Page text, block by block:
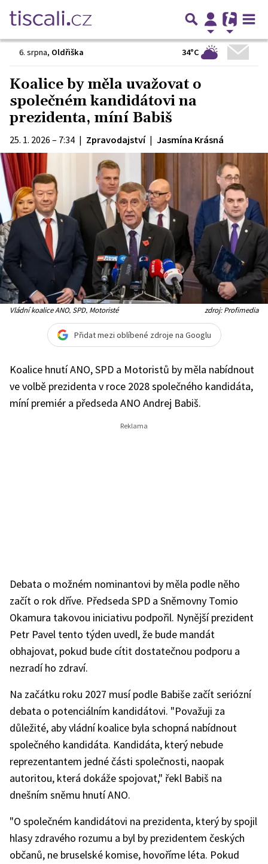
6. srpna, Oldřiška 34°C
Koalice by měla uvažovat o
společném kandidátovi na
prezidenta, míní Babiš
25. 1. 2026 – 7:34 | Zpravodajství | Jasmína Krásná
Vládní koalice ANO, SPD, Motoristé zdroj: Profimedia
Přidat mezi oblíbené zdroje na Googlu
Koalice hnutí ANO, SPD a Motoristů by měla nabídnout
ve volbě prezidenta v roce 2028 společného kandidáta,
míní premiér a předseda ANO Andrej Babiš.
Debata o možném nominantovi by měla podle něho
začít o rok dříve. Předseda SPD a Sněmovny Tomio
Okamura takovou iniciativu podpořil. Nynější prezident
Petr Pavel tento týden uvedl, že bude mandát
obhajovat, pokud bude cítit dostatečnou podporu a
nezradí ho zdraví.
Na začátku roku 2027 musí podle Babiše začít seriózní
debata o potenciálním kandidátovi. "Považuji za
důležité, aby vládní koalice byla schopná nabídnout
společného kandidáta. Kandidáta, který nebude
reprezentantem jedné části společnosti, naopak
autoritou, která dokáže spojovat," řekl Babiš na
dnešním sněmu hnutí ANO.
"O společném kandidátovi na prezidenta, který by spojil
hlasy zdravého rozumu a byl by prezidentem českých
občanů, ne bruselské komise, hovoříme léta. Pokud